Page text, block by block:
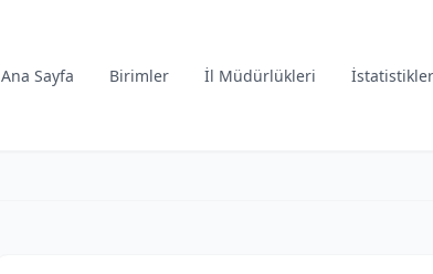
Ana Sayfa Birimler İl Müdürlükleri İstatistikler